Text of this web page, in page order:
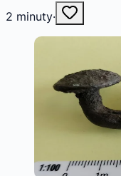
2 minuty·